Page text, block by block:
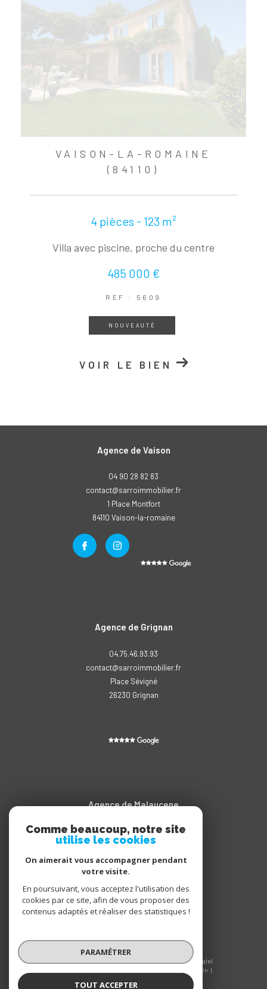
VAISON-LA-ROMAINE
(84110)
4 pièces - 123 m²
Villa avec piscine, proche du centre
485 000 €
REF : 5609
NOUVEAUTÉ
VOIR LE BIEN
Agence de Grignan
04.75.46.93.93
contact@sarroimmobilier.fr
Place Sévigné
26230
grignan
Agence de Malaucene
04.90.65.20.11
contact@sarroimmobilier.fr
Cours des Isnards
84340
Agence de Vaison
04 90 28 82 83
contact@sarroimmobilier.fr
1 Place Montfort
84110
vaison-la-romaine
© 2026 | Tous droits réservés | Traduction powered by Google |
Admin
Comme beaucoup, notre site
utilise les cookies
On aimerait vous accompagner pendant
votre visite.
En poursuivant, vous acceptez l'utilisation des
cookies par ce site, afin de vous proposer des
contenus adaptés et réaliser des statistiques !
PARAMÉTRER
TOUT ACCEPTER